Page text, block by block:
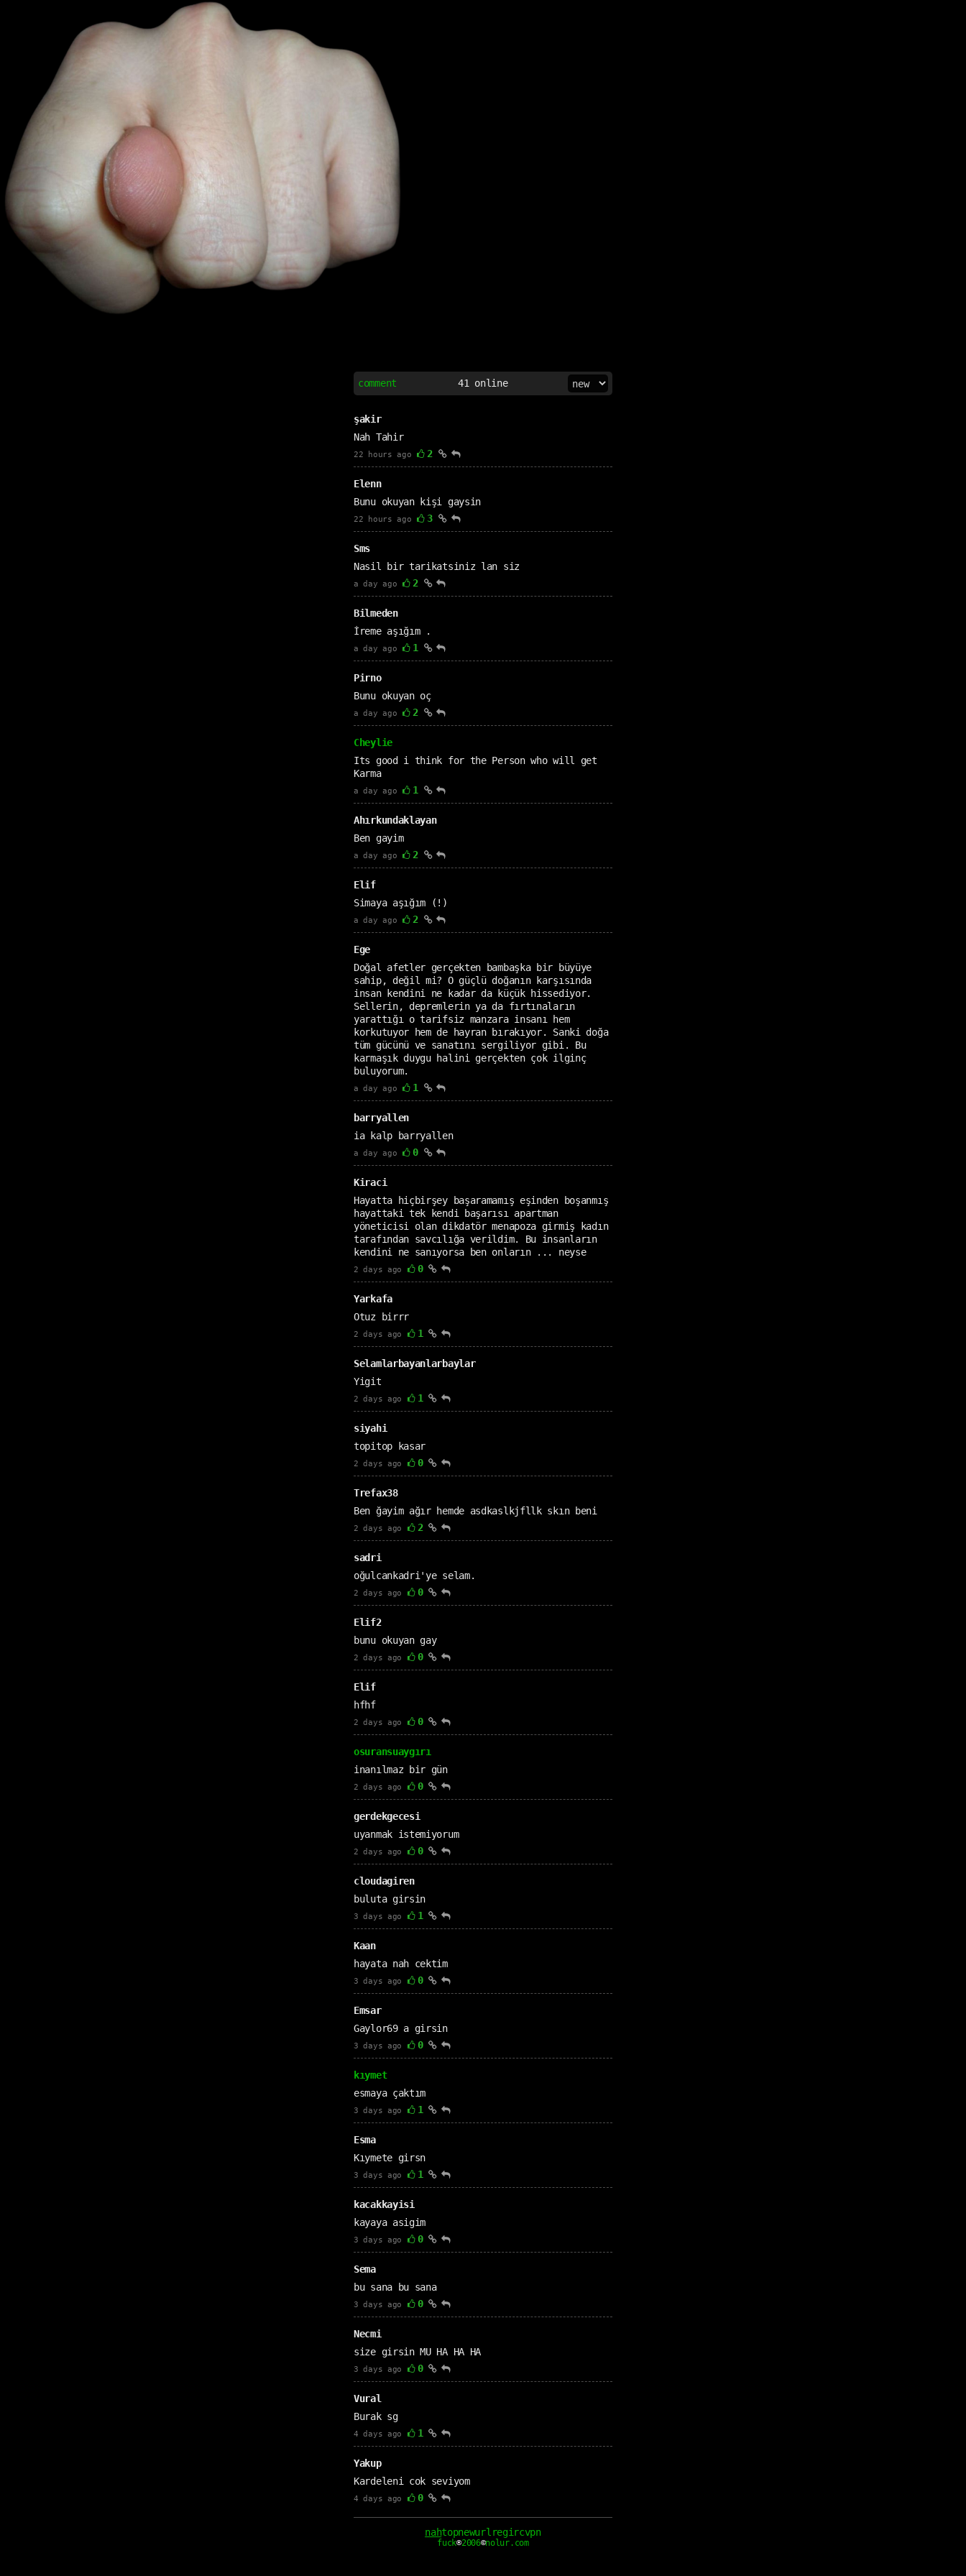
comment 41 online
şakir
Nah Tahir
22 hours ago 2
Elenn
Bunu okuyan kişi gaysin
22 hours ago 3
Sms
Nasil bir tarikatsiniz lan siz
a day ago 2
Bilmeden
İreme aşığım .
a day ago 1
Pirno
Bunu okuyan oç
a day ago 2
Cheylie
Its good i think for the Person who will get
Karma
a day ago 1
Ahırkundaklayan
Ben gayim
a day ago 2
Elif
Simaya aşığım (!)
a day ago 2
Ege
Doğal afetler gerçekten bambaşka bir büyüye
sahip, değil mi? O güçlü doğanın karşısında
insan kendini ne kadar da küçük hissediyor.
Sellerin, depremlerin ya da fırtınaların
yarattığı o tarifsiz manzara insanı hem
korkutuyor hem de hayran bırakıyor. Sanki doğa
tüm gücünü ve sanatını sergiliyor gibi. Bu
karmaşık duygu halini gerçekten çok ilginç
buluyorum.
a day ago 1
barryallen
ia kalp barryallen
a day ago 0
Kiraci
Hayatta hiçbirşey başaramamış eşinden boşanmış
hayattaki tek kendi başarısı apartman
yöneticisi olan dikdatör menapoza girmiş kadın
tarafından savcılığa verildim. Bu insanların
kendini ne sanıyorsa ben onların ... neyse
2 days ago 0
Yarkafa
Otuz birrr
2 days ago 1
Selamlarbayanlarbaylar
Yigit
2 days ago 1
siyahi
topitop kasar
2 days ago 0
Trefax38
Ben ğayim ağır hemde asdkaslkjfllk skın beni
2 days ago 2
sadri
oğulcankadri'ye selam.
2 days ago 0
Elif2
bunu okuyan gay
2 days ago 0
Elif
hfhf
2 days ago 0
osuransuaygırı
inanılmaz bir gün
2 days ago 0
gerdekgecesi
uyanmak istemiyorum
2 days ago 0
cloudagiren
buluta girsin
3 days ago 1
Kaan
hayata nah cektim
3 days ago 0
Emsar
Gaylor69 a girsin
3 days ago 0
kıymet
esmaya çaktım
3 days ago 1
Esma
Kıymete girsn
3 days ago 1
kacakkayisi
kayaya asigim
3 days ago 0
Sema
bu sana bu sana
3 days ago 0
Necmi
size girsin MU HA HA HA
3 days ago 0
Vural
Burak sg
4 days ago 1
Yakup
Kardeleni cok seviyom
4 days ago 0
Seni çok seviyorum nah seven sevgilim
nahtopnewurl regircvpn
fuck®2006©nolur.com